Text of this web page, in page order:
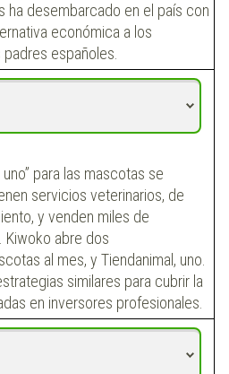
ha desembarcado en el país con
económica a los
españoles.
uno” para las mascotas se
servicios veterinarios, de
y venden miles de
Kiwoko abre dos
al mes, y Tiendanimal, uno.
similares para cubrir la
en inversores profesionales.